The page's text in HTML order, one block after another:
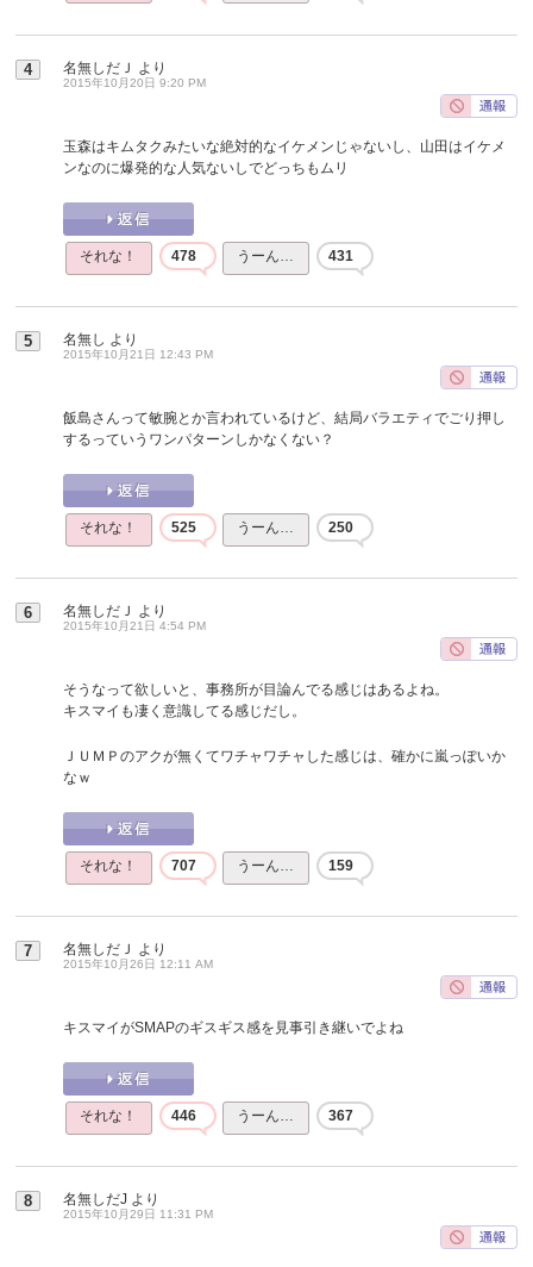
4 名無しだＪ より
2015年10月20日 9:20 PM
玉森はキムタクみたいな絶対的なイケメンじゃないし、山田はイケメ
ンなのに爆発的な人気ないしでどっちもムリ
それな！ 478 うーん… 431
5 名無し より
2015年10月21日 12:43 PM
飯島さんって敏腕とか言われているけど、結局バラエティでごり押し
するっていうワンパターンしかなくない？
それな！ 525 うーん… 250
6 名無しだＪ より
2015年10月21日 4:54 PM
そうなって欲しいと、事務所が目論んでる感じはあるよね。
キスマイも凄く意識してる感じだし。
ＪＵＭＰのアクが無くてワチャワチャした感じは、確かに嵐っぽいか
なｗ
それな！ 707 うーん… 159
7 名無しだＪ より
2015年10月26日 12:11 AM
キスマイがSMAPのギスギス感を見事引き継いでよね
それな！ 446 うーん… 367
8 名無しだJ より
2015年10月29日 11:31 PM